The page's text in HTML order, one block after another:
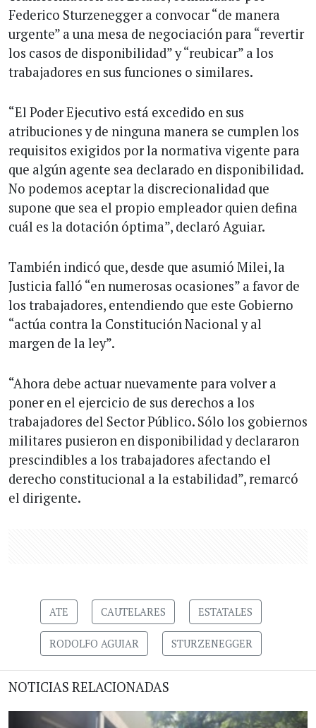
Federico Sturzenegger a convocar “de manera
urgente” a una mesa de negociación para “revertir
los casos de disponibilidad” y “reubicar” a los
trabajadores en sus funciones o similares.
“El Poder Ejecutivo está excedido en sus
atribuciones y de ninguna manera se cumplen los
requisitos exigidos por la normativa vigente para
que algún agente sea declarado en disponibilidad.
No podemos aceptar la discrecionalidad que
supone que sea el propio empleador quien defina
cuál es la dotación óptima”, declaró Aguiar.
También indicó que, desde que asumió Milei, la
Justicia falló “en numerosas ocasiones” a favor de
los trabajadores, entendiendo que este Gobierno
“actúa contra la Constitución Nacional y al
margen de la ley”.
“Ahora debe actuar nuevamente para volver a
poner en el ejercicio de sus derechos a los
trabajadores del Sector Público. Sólo los gobiernos
militares pusieron en disponibilidad y declararon
prescindibles a los trabajadores afectando el
derecho constitucional a la estabilidad”, remarcó
el dirigente.
ATE CAUTELARES ESTATALES
RODOLFO AGUIAR STURZENEGGER
NOTICIAS RELACIONADAS